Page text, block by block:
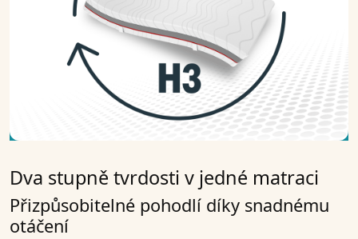
Dva stupně tvrdosti v jedné matraci
Přizpůsobitelné pohodlí díky snadnému
otáčení